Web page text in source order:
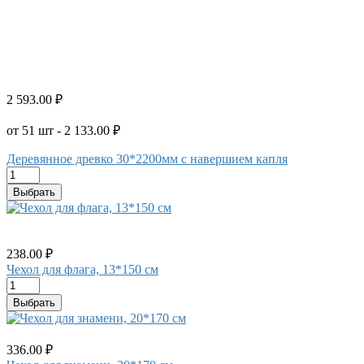
2 593.00 ₽
от 51 шт - 2 133.00 ₽
Деревянное древко 30*2200мм с навершием капля
Выбрать
238.00 ₽
Чехол для флага, 13*150 см
Выбрать
336.00 ₽